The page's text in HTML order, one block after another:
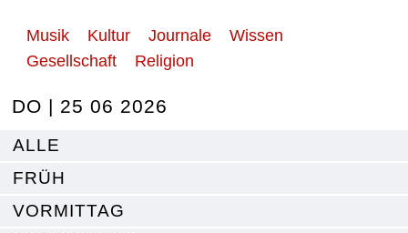
Musik Kultur Journale
Wissen
Gesellschaft
Religion
DO | 25 06 2026
ALLE
FRÜH
VORMITTAG